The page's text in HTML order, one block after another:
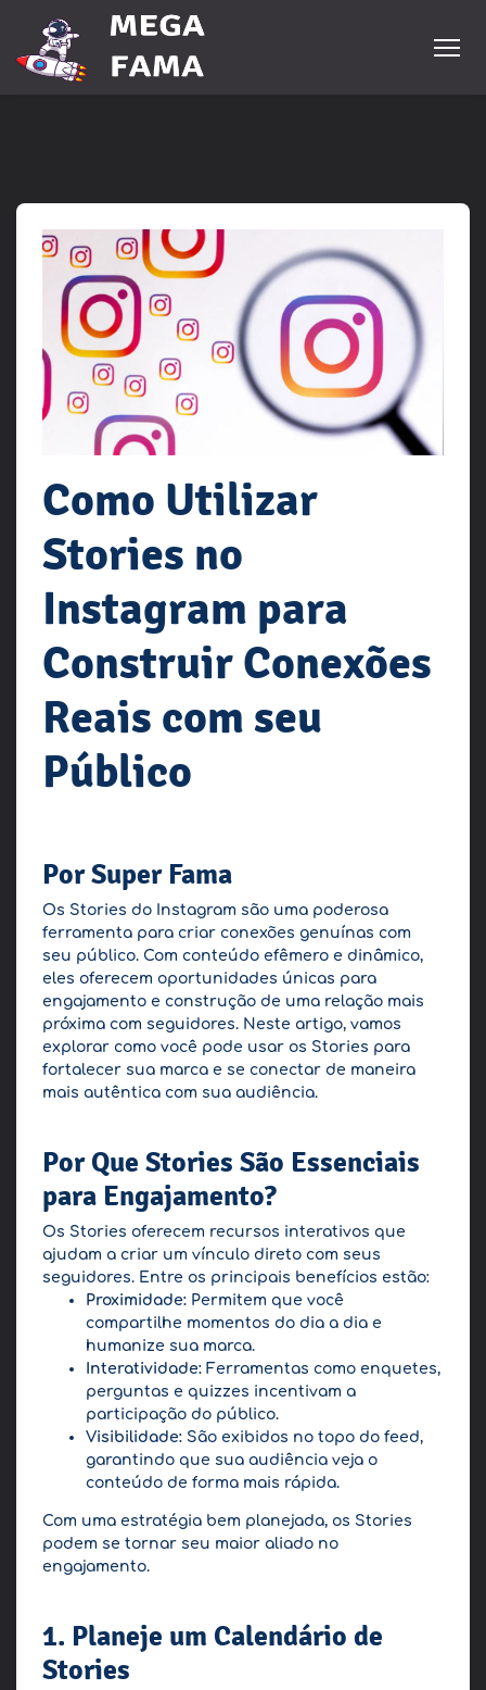
Como Utilizar
Stories no
Instagram para
Construir Conexões
Reais com seu
Público
Por Super Fama
Os Stories do Instagram são uma poderosa
ferramenta para criar conexões genuínas com
seu público. Com conteúdo efêmero e dinâmico,
eles oferecem oportunidades únicas para
engajamento e construção de uma relação mais
próxima com seguidores. Neste artigo, vamos
explorar como você pode usar os Stories para
fortalecer sua marca e se conectar de maneira
mais autêntica com sua audiência.
Por Que Stories São Essenciais
para Engajamento?
Os Stories oferecem recursos interativos que
ajudam a criar um vínculo direto com seus
seguidores. Entre os principais benefícios estão:
Proximidade: Permitem que você
compartilhe momentos do dia a dia e
humanize sua marca.
Interatividade: Ferramentas como enquetes,
perguntas e quizzes incentivam a
participação do público.
Visibilidade: São exibidos no topo do feed,
garantindo que sua audiência veja o
conteúdo de forma mais rápida.
Com uma estratégia bem planejada, os Stories
podem se tornar seu maior aliado no
engajamento.
1. Planeje um Calendário de
Stories